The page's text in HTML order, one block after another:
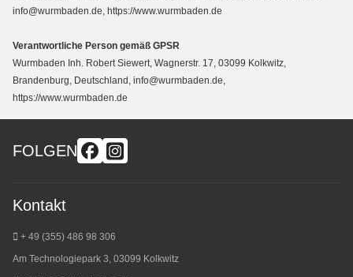
info@wurmbaden.de, https://www.wurmbaden.de
Verantwortliche Person gemäß GPSR
Wurmbaden Inh. Robert Siewert, Wagnerstr. 17, 03099 Kolkwitz,
Brandenburg, Deutschland, info@wurmbaden.de,
https://www.wurmbaden.de
FOLGEN
Kontakt
+ 49 (355) 486 98 306
Am Technologiepark 3, 03099 Kolkwitz